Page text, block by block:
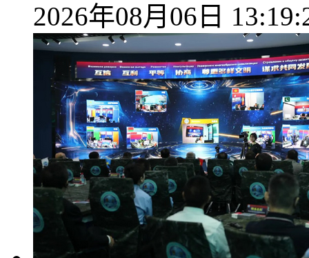
2026年08月06日